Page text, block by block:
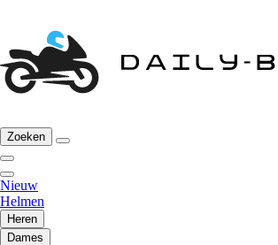
Zoeken
Nieuw
Helmen
Heren
Dames